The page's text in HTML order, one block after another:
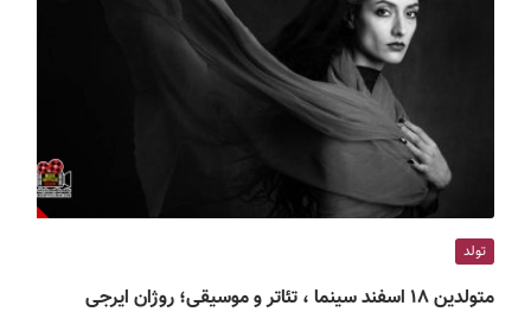
تولد
متولدین ۱۸ اسفند سینما ، تئاتر و موسیقی؛ روژان ایرجی